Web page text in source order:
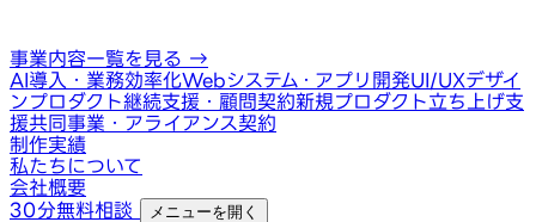
事業内容一覧を見る →
AI導入・業務効率化Webシステム・アプリ開発UI/UXデザイ
ンプロダクト継続支援・顧問契約新規プロダクト立ち上げ支
援共同事業・アライアンス契約
制作実績
私たちについて
会社概要
30分無料相談
メニューを開く